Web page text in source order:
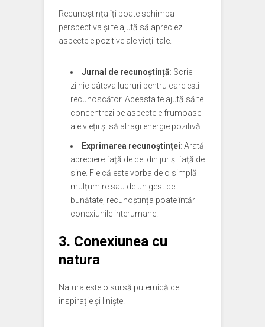
Recunoștința îți poate schimba
perspectiva și te ajută să apreciezi
aspectele pozitive ale vieții tale.
Jurnal de recunoștință: Scrie
zilnic câteva lucruri pentru care ești
recunoscător. Aceasta te ajută să te
concentrezi pe aspectele frumoase
ale vieții și să atragi energie pozitivă.
Exprimarea recunoștinței: Arată
apreciere față de cei din jur și față de
sine. Fie că este vorba de o simplă
mulțumire sau de un gest de
bunătate, recunoștința poate întări
conexiunile interumane.
3. Conexiunea cu
natura
Natura este o sursă puternică de
inspirație și liniște.